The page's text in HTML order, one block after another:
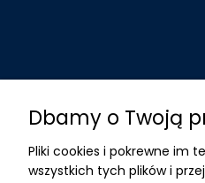
Dbamy o Twoją
Pliki cookies i pokrewne im
wszystkich tych plików i